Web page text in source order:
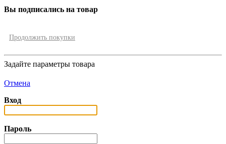
Вы подписались на товар
Продолжить покупки
Задайте параметры товара
Отмена
Вход
Пароль